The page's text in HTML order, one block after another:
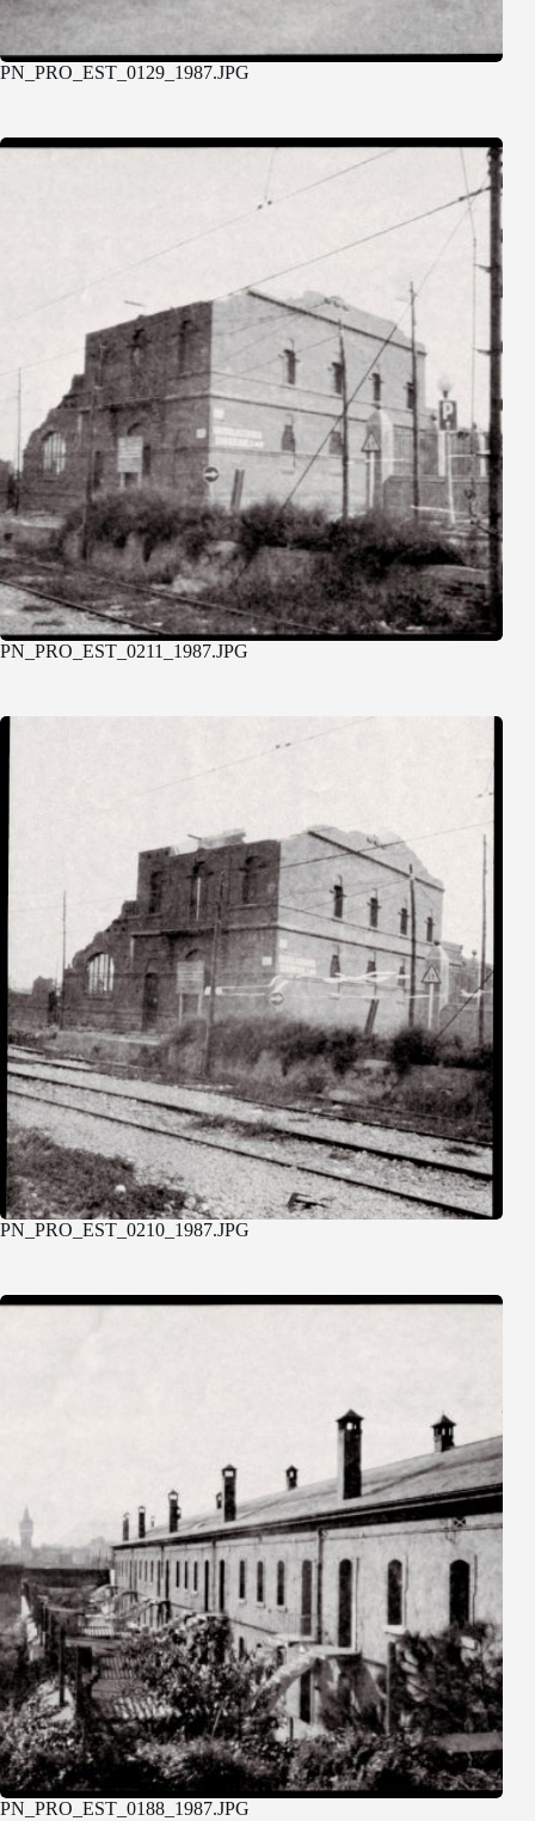
PN_PRO_EST_0129_1987.JPG
PN_PRO_EST_0211_1987.JPG
PN_PRO_EST_0210_1987.JPG
PN_PRO_EST_0188_1987.JPG